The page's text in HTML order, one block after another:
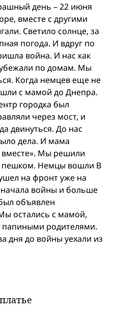
день – 22 июня
вместе с другими
Светило солнце, за
погода. И вдруг по
вой­на. И нас как
убежали по домам. Мы
Когда немцев еще не
с мамой до Днепра.
городка был
через мост, и
двинуться. До нас
дела. И мама
вместе». Мы решили
пешком. Немцы вошли В
на фронт уже на
вой­ны и больше
объявлен
остались с мамой,
родителями.
дня до вой­ны уехали из